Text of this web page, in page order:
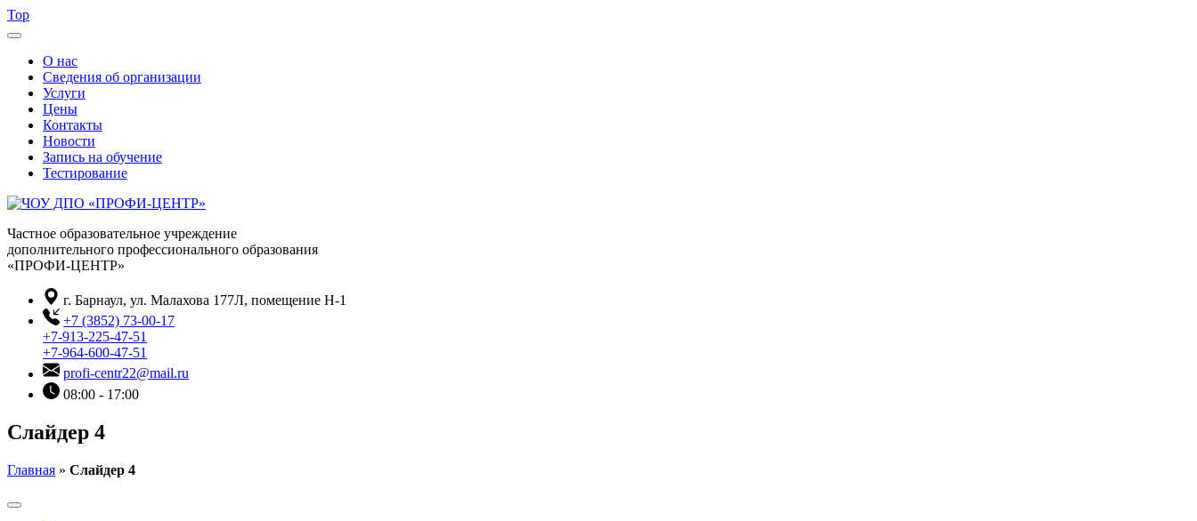
Top
О нас
Сведения об организации
Услуги
Цены
Контакты
Новости
Запись на обучение
Тестирование
Частное образовательное учреждение
дополнительного профессионального образования
«ПРОФИ-ЦЕНТР»
г. Барнаул, ул. Малахова 177Л, помещение Н-1
+7 (3852) 73-00-17
+7-913-225-47-51
+7-964-600-47-51
profi-centr22@mail.ru
08:00 - 17:00
Слайдер 4
Главная » Слайдер 4